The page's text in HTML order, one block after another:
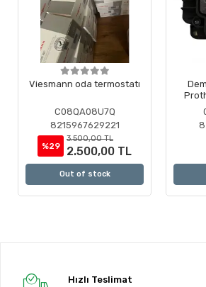
Viesmann oda termostatı
C08QA08U7Q
8215967629221
%29
3.500,00 TL
2.500,00 TL
Out of stock
Hızlı Teslimat